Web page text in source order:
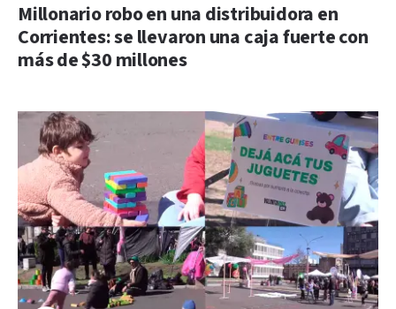
Millonario robo en una distribuidora en
Corrientes: se llevaron una caja fuerte con
más de $30 millones